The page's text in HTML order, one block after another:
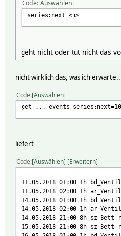
Code Auswählen
series:next=<n>
geht nicht oder tut nicht das
nicht wirklich das, was ich erwarte...
Code Auswählen
get ... events series:next=10
liefert
Code Auswählen Erweitern
11.05.2018 01:00 1h
11.05.2018 02:00 1h
14.05.2018 01:00 1h
14.05.2018 02:00 1h
14.05.2018 21:00 8h
15.05.2018 21:00 8h